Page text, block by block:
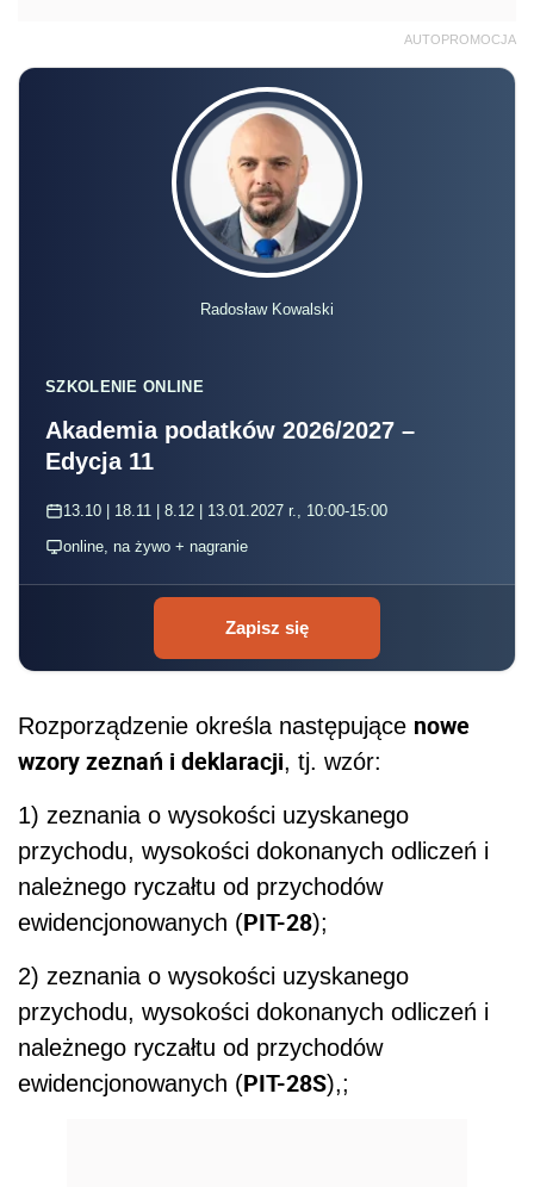
AUTOPROMOCJA
Radosław Kowalski
SZKOLENIE ONLINE
Akademia podatków 2026/2027 –
Edycja 11
13.10 | 18.11 | 8.12 | 13.01.2027 r., 10:00-15:00
online, na żywo + nagranie
Zapisz się
Rozporządzenie określa następujące nowe
wzory zeznań i deklaracji, tj. wzór:
1) zeznania o wysokości uzyskanego
przychodu, wysokości dokonanych odliczeń i
należnego ryczałtu od przychodów
ewidencjonowanych (PIT-28);
2) zeznania o wysokości uzyskanego
przychodu, wysokości dokonanych odliczeń i
należnego ryczałtu od przychodów
ewidencjonowanych (PIT-28S),;